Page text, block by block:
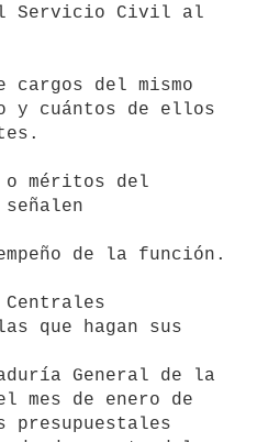
cargos del mismo
y cuántos de ellos
méritos del
que hagan sus
General de la
mes de enero de
presupuestales